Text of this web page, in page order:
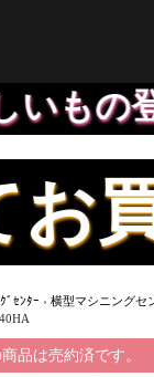
登録
ﾞｾﾝﾀｰ › 横型マシニングセ
品は売約済です。